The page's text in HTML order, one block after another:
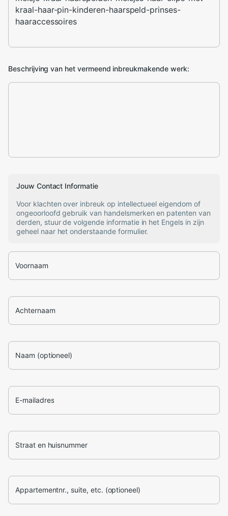
Beschrijving van het vermeend inbreukmakende werk:
Jouw Contact Informatie
Voor klachten over inbreuk op intellectueel eigendom of
ongeoorloofd gebruik van handelsmerken en patenten van
derden, stuur de volgende informatie in het Engels in zijn
geheel naar het onderstaande formulier.
Voornaam
Achternaam
Naam (optioneel)
E-mailadres
Straat en huisnummer
Appartementnr., suite, etc. (optioneel)